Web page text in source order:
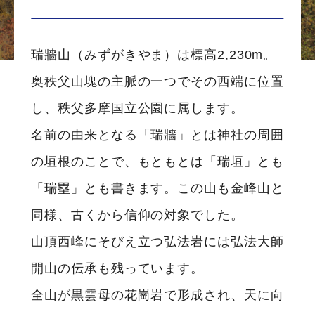
瑞牆山（みずがきやま）は標高2,230m。
奥秩父山塊の主脈の一つでその西端に位置
し、秩父多摩国立公園に属します。
名前の由来となる「瑞牆」とは神社の周囲
の垣根のことで、もともとは「瑞垣」とも
「瑞塁」とも書きます。この山も金峰山と
同様、古くから信仰の対象でした。
山頂西峰にそびえ立つ弘法岩には弘法大師
開山の伝承も残っています。
全山が黒雲母の花崗岩で形成され、天に向